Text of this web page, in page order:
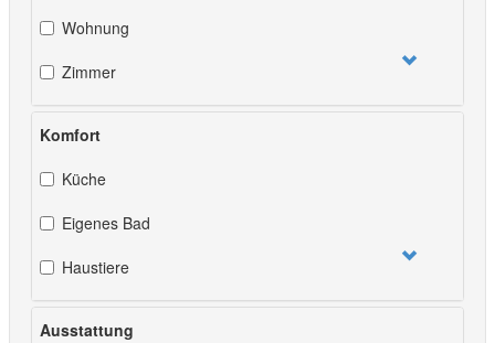
Wohnung
Zimmer
Komfort
Küche
Eigenes Bad
Haustiere
Ausstattung